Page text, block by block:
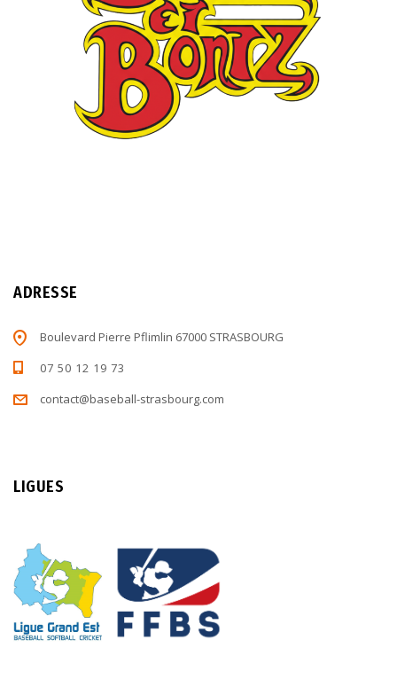
ADRESSE
Boulevard Pierre Pflimlin 67000 STRASBOURG
07 50 12 19 73
contact@baseball-strasbourg.com
LIGUES